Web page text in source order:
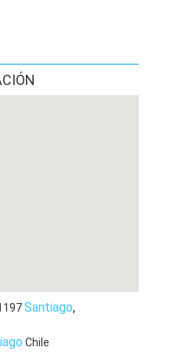
Santiago,
Chile